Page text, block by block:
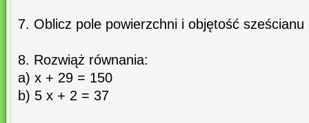
7. Oblicz pole powierzchni i objętość
8. Rozwiąż równania:
a) x + 29 = 150
b) 5 x + 2 = 37